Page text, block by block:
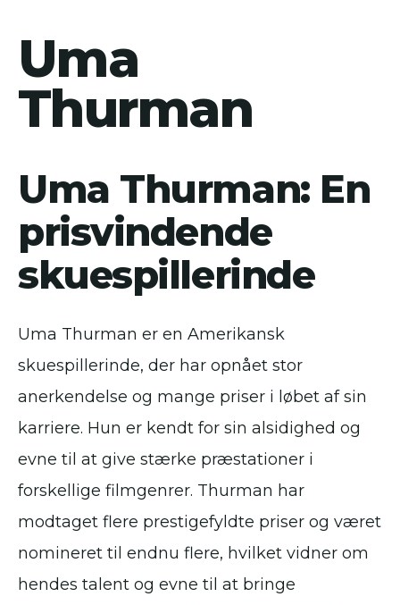
Uma
Thurman
Uma Thurman: En
prisvindende
skuespillerinde
Uma Thurman er en Amerikansk
skuespillerinde, der har opnået stor
anerkendelse og mange priser i løbet af sin
karriere. Hun er kendt for sin alsidighed og
evne til at give stærke præstationer i
forskellige filmgenrer. Thurman har
modtaget flere prestigefyldte priser og været
nomineret til endnu flere, hvilket vidner om
hendes talent og evne til at bringe